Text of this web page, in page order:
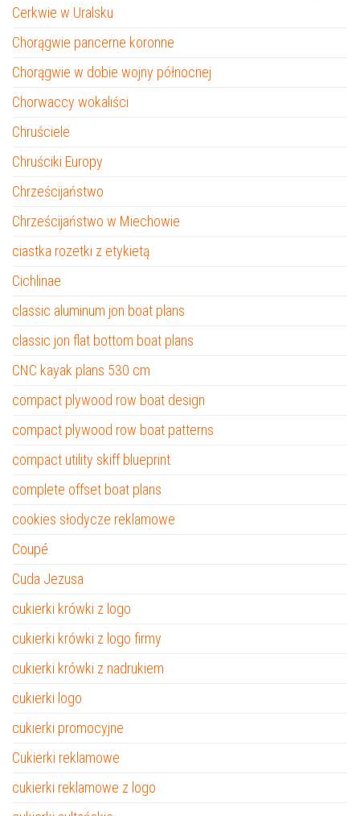
Cerkwie w Uralsku
Chorągwie pancerne koronne
Chorągwie w dobie wojny północnej
Chorwaccy wokaliści
Chruściele
Chruściki Europy
Chrześcijaństwo
Chrześcijaństwo w Miechowie
ciastka rozetki z etykietą
Cichlinae
classic aluminum jon boat plans
classic jon flat bottom boat plans
CNC kayak plans 530 cm
compact plywood row boat design
compact plywood row boat patterns
compact utility skiff blueprint
complete offset boat plans
cookies słodycze reklamowe
Coupé
Cuda Jezusa
cukierki krówki z logo
cukierki krówki z logo firmy
cukierki krówki z nadrukiem
cukierki logo
cukierki promocyjne
Cukierki reklamowe
cukierki reklamowe z logo